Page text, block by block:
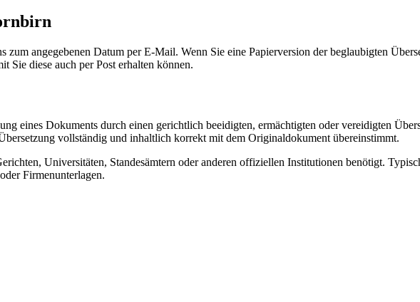
zum angegebenen Datum per E-Mail. Wenn Sie eine Papierversion der beglaubigten
Sie diese auch per Post erhalten können.
eines Dokuments durch einen gerichtlich beeidigten, ermächtigten oder vereidigten
vollständig und inhaltlich korrekt mit dem Originaldokument übereinstimmt.
Universitäten, Standesämtern oder anderen offiziellen Institutionen benötigt.
Firmenunterlagen.